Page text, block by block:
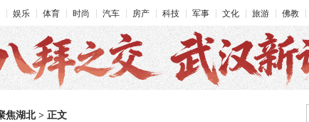
娱乐 体育 时尚 汽车 房产 科技 军事 文化 旅游 佛教
焦湖北> 正文